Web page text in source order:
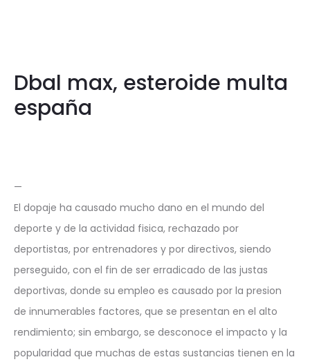
Dbal max, esteroide multa
españa
—
El dopaje ha causado mucho dano en el mundo del
deporte y de la actividad fisica, rechazado por
deportistas, por entrenadores y por directivos, siendo
perseguido, con el fin de ser erradicado de las justas
deportivas, donde su empleo es causado por la presion
de innumerables factores, que se presentan en el alto
rendimiento; sin embargo, se desconoce el impacto y la
popularidad que muchas de estas sustancias tienen en la